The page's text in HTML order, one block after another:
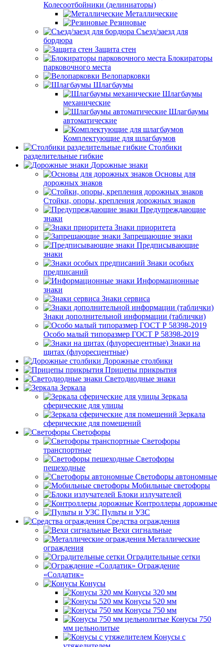
Колесоотбойники (делиниаторы)
Металлические
Резиновые
Съезд/заезд для
бордюра
Защита стен
Блокираторы
парковочного места
Велопарковки
Шлагбаумы
Шлагбаумы
механические
Шлагбаумы
автоматические
Комплектующие для шлагбаумов
Столбики
разделительные гибкие
Дорожные знаки
Основы для
дорожных знаков
Стойки, опоры, крепления дорожных знаков
Предупреждающие
знаки
Знаки приоритета
Запрещающие знаки
Предписывающие
знаки
Знаки особых
предписаний
Информационные
знаки
Знаки сервиса
Знаки дополнительной информации (таблички)
Особо малый типоразмер ГОСТ Р 58398-2019
Знаки на
щитах (флуоресцентные)
Дорожные столбики
Прицепы прикрытия
Светодиодные знаки
Зеркала
Зеркала
сферические для улицы
Зеркала
сферические для помещений
Светофоры
Светофоры
транспортные
Светофоры
пешеходные
Светофоры автономные
Мобильные светофоры
Блоки излучателей
Контроллеры дорожные
Пульты и УЗС
Средства ограждения
Вехи сигнальные
Металлические
ограждения
Оградительные сетки
Ограждение
«Солдатик»
Конусы
Конусы 320 мм
Конусы 520 мм
Конусы 750 мм
Конусы 750
мм цельнолитые
Конусы с